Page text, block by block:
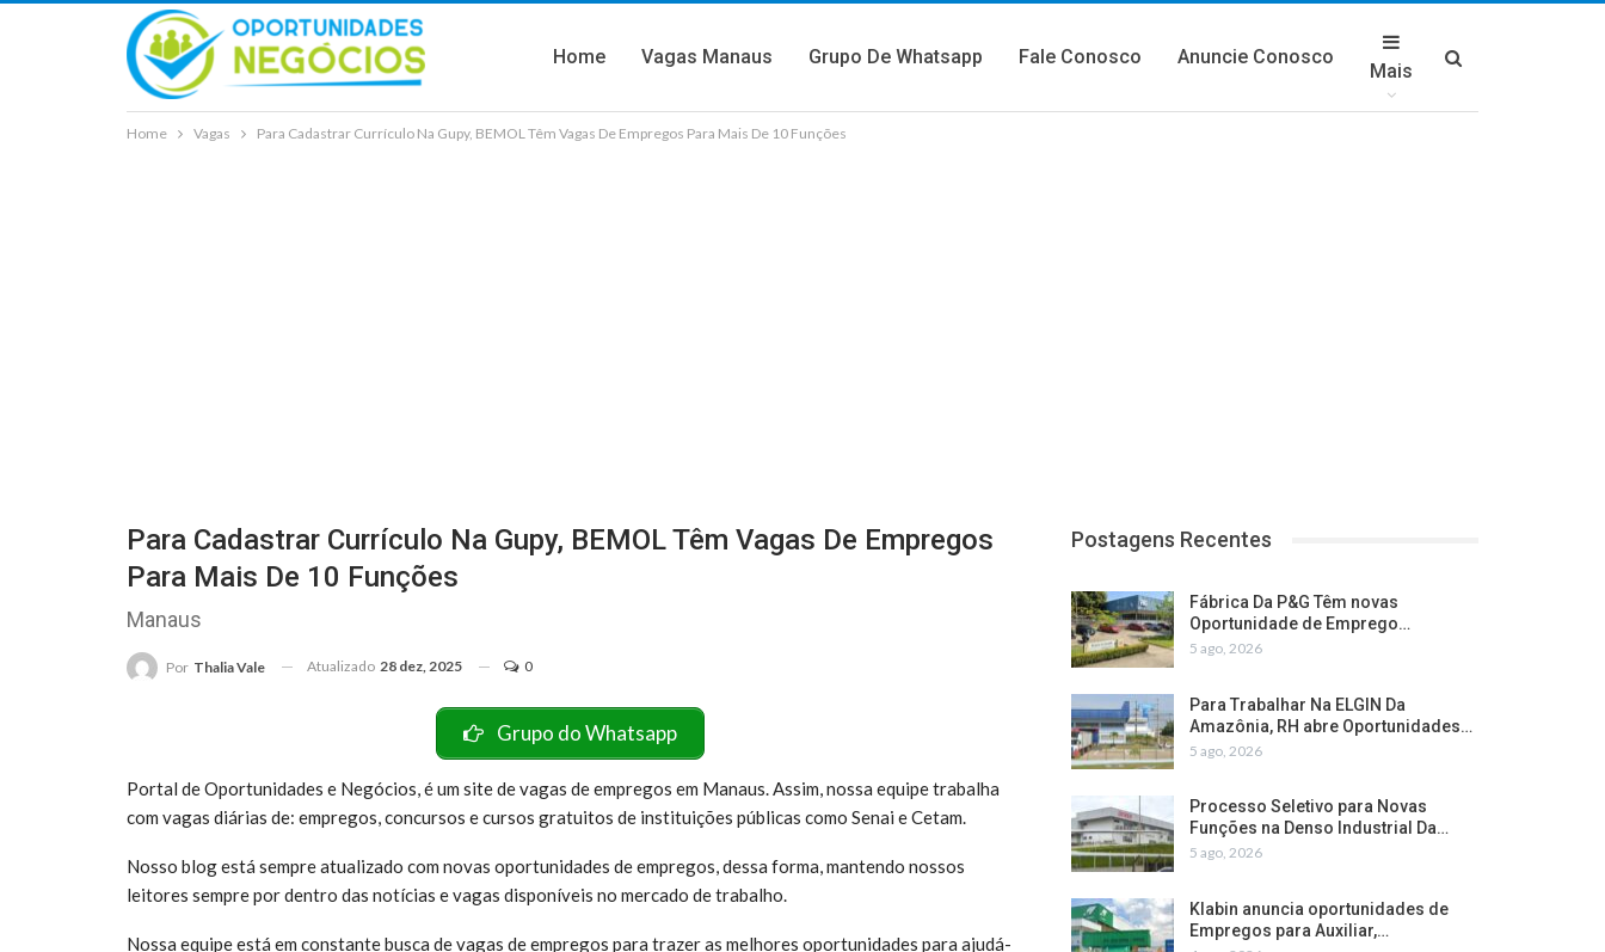
Home Vagas Manaus Grupo De Whatsapp Fale Conosco Anuncie Conosco
Mais
Home Vagas Para Cadastrar Currículo Na Gupy, BEMOL Têm Vagas De Empregos Para Mais De 10 Funções
Para Cadastrar Currículo Na Gupy, BEMOL Têm Vagas De Empregos
Para Mais De 10 Funções
Manaus
Por Thalia Vale Atualizado 28 dez, 2025 0
Grupo do Whatsapp
Portal de Oportunidades e Negócios, é um site de vagas de empregos em Manaus. Assim, nossa equipe trabalha
com vagas diárias de: empregos, concursos e cursos gratuitos de instituições públicas como Senai e Cetam.
Nosso blog está sempre atualizado com novas oportunidades de empregos, dessa forma, mantendo nossos
leitores sempre por dentro das notícias e vagas disponíveis no mercado de trabalho.
Nossa equipe está em constante busca de vagas de empregos para trazer as melhores oportunidades para ajudá-
Postagens Recentes
Fábrica Da P&G Têm novas
Oportunidade de Emprego…
5 ago, 2026
Para Trabalhar Na ELGIN Da
Amazônia, RH abre Oportunidades…
5 ago, 2026
Processo Seletivo para Novas
Funções na Denso Industrial Da…
5 ago, 2026
Klabin anuncia oportunidades de
Empregos para Auxiliar,…